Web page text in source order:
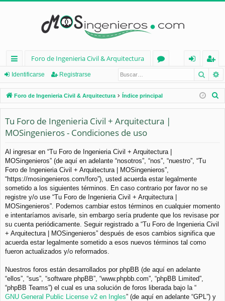
nl
ac
es
rá
pi
d
os
Foro de Ingenieria Civil & Arquitectura
os
nt
ifi
eg
ist
ra
Identificarse Registrarse
Foro de Ingenieria Civil & Arquitectura Índice principal
Tu Foro de Ingenieria Civil + Arquitectura |
MOSingenieros - Condiciones de uso
Al ingresar en “Tu Foro de Ingenieria Civil + Arquitectura |
MOSingenieros” (de aquí en adelante “nosotros”, “nos”, “nuestro”, “Tu
Foro de Ingenieria Civil + Arquitectura | MOSingenieros”,
“https://mosingenieros.com/foro”), usted acuerda estar legalmente
sometido a los siguientes términos. En caso contrario por favor no se
registre y/o use “Tu Foro de Ingenieria Civil + Arquitectura |
MOSingenieros”. Podemos cambiar estos términos en cualquier momento
e intentaríamos avisarle, sin embargo sería prudente que los revisase por
su cuenta periódicamente. Seguir registrado a “Tu Foro de Ingenieria Civil
+ Arquitectura | MOSingenieros” después de esos cambios significa que
acuerda estar legalmente sometido a esos nuevos términos tal como
fueron actualizados y/o reformados.
Nuestros foros están desarrollados por phpBB (de aquí en adelante
“ellos”, “sus”, “software phpBB”, “www.phpbb.com”, “phpBB Limited”,
“phpBB Teams”) el cual es una solución de foros liberada bajo la “
GNU General Public License v2 en Ingles” (de aquí en adelante “GPL”) y